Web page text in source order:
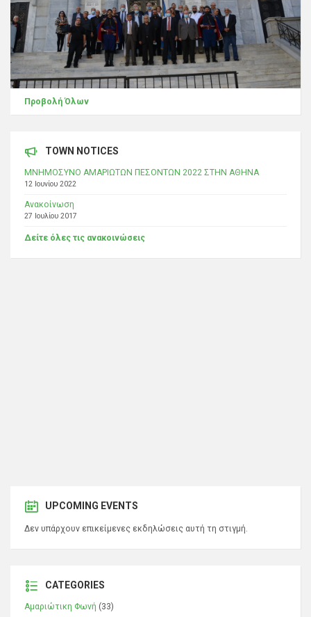
Προβολή Όλων
TOWN NOTICES
ΜΝΗΜΟΣΥΝΟ ΑΜΑΡΙΩΤΩΝ ΠΕΣΟΝΤΩΝ 2022 ΣΤΗΝ ΑΘΗΝΑ
12 Ιουνίου 2022
Ανακοίνωση
27 Ιουλίου 2017
Δείτε όλες τις ανακοινώσεις
UPCOMING EVENTS
Δεν υπάρχουν επικείμενες εκδηλώσεις αυτή τη στιγμή.
CATEGORIES
Αμαριώτικη Φωνή (33)